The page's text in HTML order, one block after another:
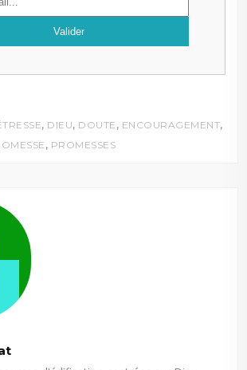
, DIEU, DOUTE , ENCOURAGEMENT,
, PROMESSES